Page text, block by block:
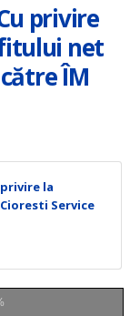
privire
net
ÎM
la
Service